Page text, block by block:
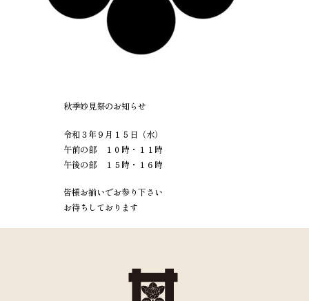
秋季妙見祭のお知らせ
令和３年９月１５日（水）
午前の部 １０時・１１時
午後の部 １５時・１６時
皆様お揃いでお参り下さい
お待ちしております